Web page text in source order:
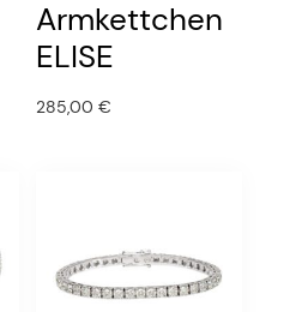
Armkettchen
ELISE
285,00€